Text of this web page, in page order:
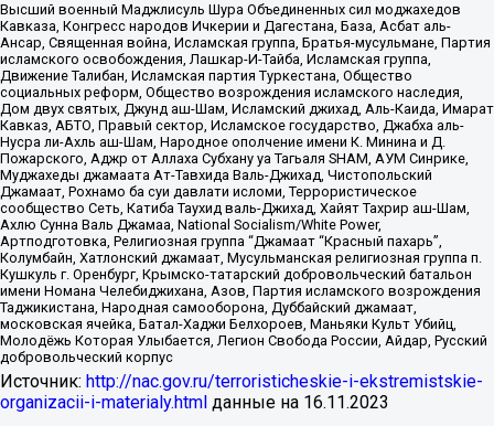
Высший военный Маджлисуль Шура Объединенных сил моджахедов
Кавказа, Конгресс народов Ичкерии и Дагестана, База, Асбат аль-
Ансар, Священная война, Исламская группа, Братья-мусульмане, Партия
исламского освобождения, Лашкар-И-Тайба, Исламская группа,
Движение Талибан, Исламская партия Туркестана, Общество
социальных реформ, Общество возрождения исламского наследия,
Дом двух святых, Джунд аш-Шам, Исламский джихад, Аль-Каида, Имарат
Кавказ, АБТО, Правый сектор, Исламское государство, Джабха аль-
Нусра ли-Ахль аш-Шам, Народное ополчение имени К. Минина и Д.
Пожарского, Аджр от Аллаха Субхану уа Тагьаля SHAM, АУМ Синрике,
Муджахеды джамаата Ат-Тавхида Валь-Джихад, Чистопольский
Джамаат, Рохнамо ба суи давлати исломи, Террористическое
сообщество Сеть, Катиба Таухид валь-Джихад, Хайят Тахрир аш-Шам,
Ахлю Сунна Валь Джамаа, National Socialism/White Power,
Артподготовка, Религиозная группа “Джамаат “Красный пахарь”,
Колумбайн, Хатлонский джамаат, Мусульманская религиозная группа п.
Кушкуль г. Оренбург, Крымско-татарский добровольческий батальон
имени Номана Челебиджихана, Азов, Партия исламского возрождения
Таджикистана, Народная самооборона, Дуббайский джамаат,
московская ячейка, Батал-Хаджи Белхороев, Маньяки Культ Убийц,
Молодёжь Которая Улыбается, Легион Свобода России, Айдар, Русский
добровольческий корпус
Источник: http://nac.gov.ru/terroristicheskie-i-ekstremistskie-
organizacii-i-materialy.html данные на 16.11.2023